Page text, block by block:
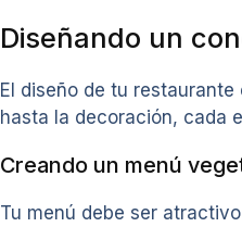
Diseñando un
El diseño de tu
hasta la decoración, cada
Creando un menú
Tu menú debe ser